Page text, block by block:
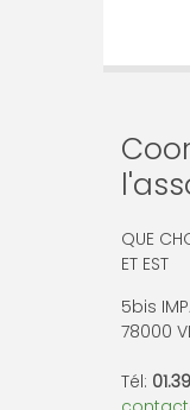
QUE
ET EST
5bis
78000
Tél: